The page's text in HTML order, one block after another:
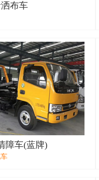
布车
障车(蓝牌)